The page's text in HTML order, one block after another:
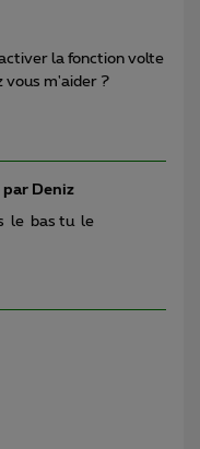
la fonction volte
vous m'aider ?
par Deniz
le bas tu le